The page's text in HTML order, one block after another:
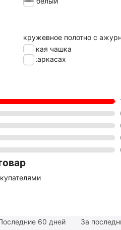
кружевное полотно с
мягкая чашка
на каркасах
60 дней За